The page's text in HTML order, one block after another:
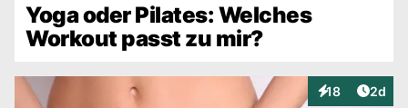
Yoga oder Pilates: Welches
Workout passt zu mir?
18
Interaktionen
2d